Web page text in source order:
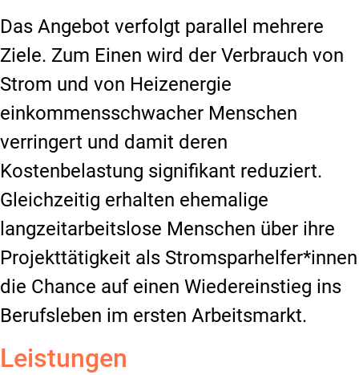
Das Angebot verfolgt parallel mehrere
Ziele. Zum Einen wird der Verbrauch von
Strom und von Heizenergie
einkommensschwacher Menschen
verringert und damit deren
Kostenbelastung signifikant reduziert.
Gleichzeitig erhalten ehemalige
langzeitarbeitslose Menschen über ihre
Projekttätigkeit als Stromsparhelfer*innen
die Chance auf einen Wiedereinstieg ins
Berufsleben im ersten Arbeitsmarkt.
Leistungen